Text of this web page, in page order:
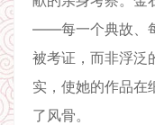
——每一个典故、
被考证，而非浮泛
实，使她的作品在
了风骨。